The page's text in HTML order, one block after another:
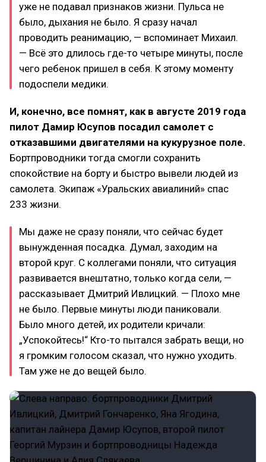
уже не подавал признаков жизни. Пульса не
было, дыхания не было. Я сразу начал
проводить реанимацию, — вспоминает Михаил.
— Всё это длилось где-то четыре минуты, после
чего ребенок пришел в себя. К этому моменту
подоспели медики.
И, конечно, все помнят, как в августе 2019 года
пилот Дамир Юсупов посадил самолет с
отказавшими двигателями на кукурузное поле.
Бортпроводники тогда смогли сохранить
спокойствие на борту и быстро вывели людей из
самолета. Экипаж «Уральских авиалиний» спас
233 жизни.
Мы даже не сразу поняли, что сейчас будет
вынужденная посадка. Думал, заходим на
второй круг. С коллегами поняли, что ситуация
развивается внештатно, только когда сели, —
рассказывает Дмитрий Ивлицкий. — Плохо мне
не было. Первые минуты люди паниковали.
Было много детей, их родители кричали:
„Успокойтесь!“ Кто-то пытался забрать вещи, но
я громким голосом сказал, что нужно уходить.
Там уже не до вещей было.